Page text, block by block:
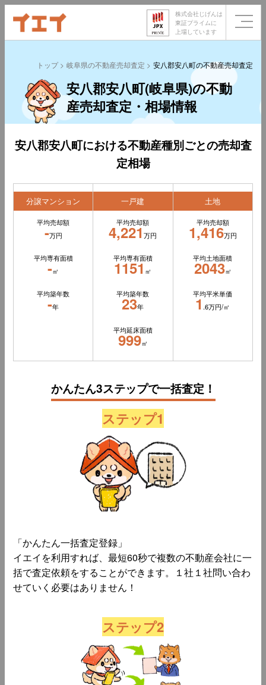
株式会社じげんは
東証プライムに
上場しています
トップ 岐阜県の不動産売却査定 安八郡安八町の不動産売却査定
安八郡安八町(岐阜県)の不動
産売却査定・相場情報
安八郡安八町における不動産種別ごとの売却査
定相場
分譲マンション
平均売却額
-万円
平均専有面積
-㎡
平均築年数
-年
一戸建
平均売却額
4,221万円
平均専有面積
1151㎡
平均築年数
23年
平均延床面積
999㎡
土地
平均売却額
1,416万円
平均土地面積
2043㎡
平均平米単価
1 .6万円/㎡
かんたん3ステップで一括査定！
ステップ1
「かんたん一括査定登録」
イエイを利用すれば、最短60秒で複数の不動産会社に一
括で査定依頼をすることができます。１社１社問い合わ
せていく必要はありません！
ステップ2